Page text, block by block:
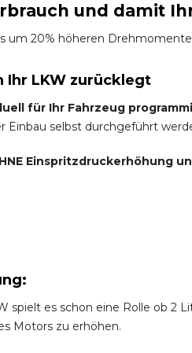
und damit
um 20% höheren
Ihr LKW zurücklegt
für Ihr Fahrzeug
Einbau selbst durchgeführt
Einspritzdruckerhöhung
spielt es schon eine Rolle ob
Motors zu erhöhen.